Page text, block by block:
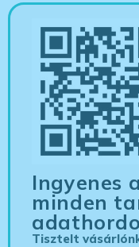
Ingyenes
minden
Tisztelt